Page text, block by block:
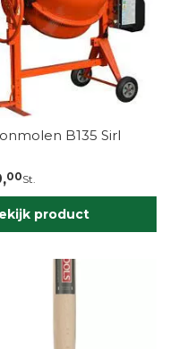
B135 Sirl
00St.
product